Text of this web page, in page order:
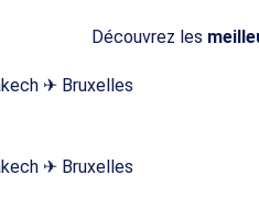
Découvrez les
✈ Bruxelles
✈ Bruxelles